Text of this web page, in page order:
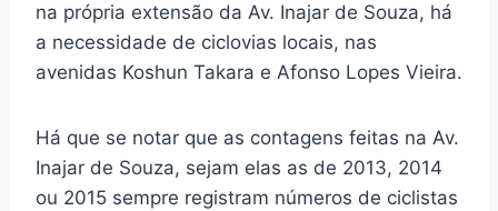
na própria extensão da Av. Inajar de Souza, há
a necessidade de ciclovias locais, nas
avenidas Koshun Takara e Afonso Lopes Vieira.
Há que se notar que as contagens feitas na Av.
Inajar de Souza, sejam elas as de 2013, 2014
ou 2015 sempre registram números de ciclistas